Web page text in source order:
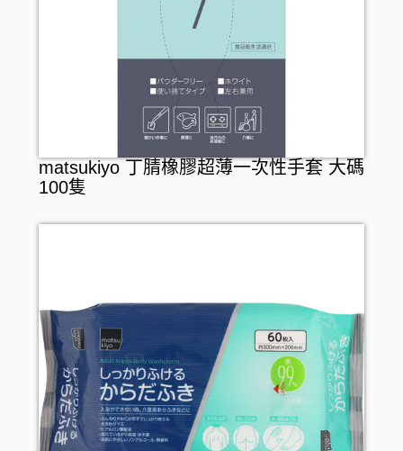
matsukiyo 丁腈橡膠超薄一次性手套 大碼
100隻